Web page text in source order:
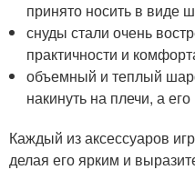
принято носить в виде
снуды стали очень
практичности и
объемный и теплый
накинуть на плечи, а
Каждый из аксессуаров
делая его ярким и